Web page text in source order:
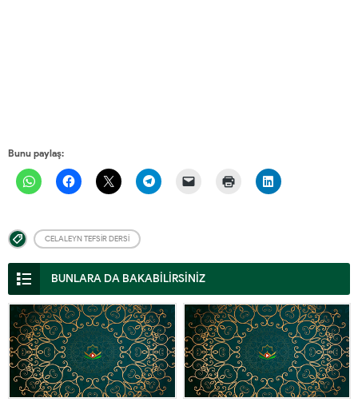
Bunu paylaş:
CELALEYN TEFSIR DERSI
BUNLARA DA BAKABİLİRSİNİZ